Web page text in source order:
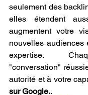
seulement des
elles étendent
augmentent votre
nouvelles audiences
expertise.
"conversation"
autorité et à votre
sur Google..